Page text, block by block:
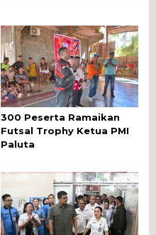
300 Peserta Ramaikan
Futsal Trophy Ketua PMI
Paluta